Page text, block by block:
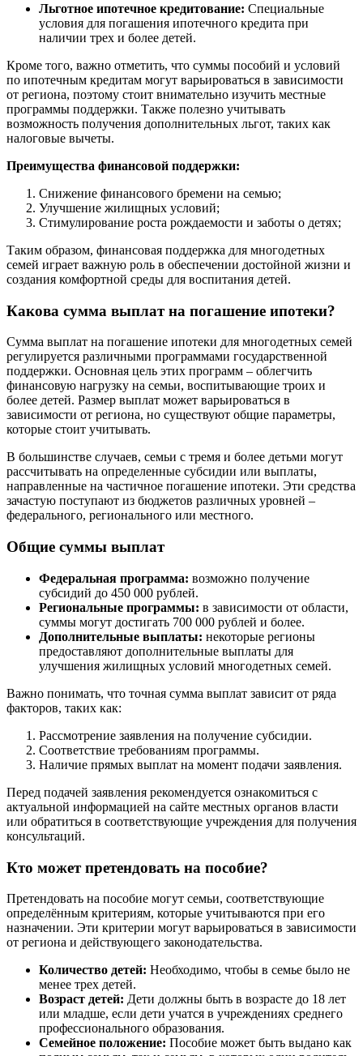
Льготное ипотечное кредитование: Специальные
условия для погашения ипотечного кредита при
наличии трех и более детей.
Кроме того, важно отметить, что суммы пособий и условий
по ипотечным кредитам могут варьироваться в зависимости
от региона, поэтому стоит внимательно изучить местные
программы поддержки. Также полезно учитывать
возможность получения дополнительных льгот, таких как
налоговые вычеты.
Преимущества финансовой поддержки:
Снижение финансового бремени на семью;
Улучшение жилищных условий;
Стимулирование роста рождаемости и заботы о детях;
Таким образом, финансовая поддержка для многодетных
семей играет важную роль в обеспечении достойной жизни и
создания комфортной среды для воспитания детей.
Какова сумма выплат на погашение ипотеки?
Сумма выплат на погашение ипотеки для многодетных семей
регулируется различными программами государственной
поддержки. Основная цель этих программ – облегчить
финансовую нагрузку на семьи, воспитывающие троих и
более детей. Размер выплат может варьироваться в
зависимости от региона, но существуют общие параметры,
которые стоит учитывать.
В большинстве случаев, семьи с тремя и более детьми могут
рассчитывать на определенные субсидии или выплаты,
направленные на частичное погашение ипотеки. Эти средства
зачастую поступают из бюджетов различных уровней –
федерального, регионального или местного.
Общие суммы выплат
Федеральная программа: возможно получение
субсидий до 450 000 рублей.
Региональные программы: в зависимости от области,
суммы могут достигать 700 000 рублей и более.
Дополнительные выплаты: некоторые регионы
предоставляют дополнительные выплаты для
улучшения жилищных условий многодетных семей.
Важно понимать, что точная сумма выплат зависит от ряда
факторов, таких как:
Рассмотрение заявления на получение субсидии.
Соответствие требованиям программы.
Наличие прямых выплат на момент подачи заявления.
Перед подачей заявления рекомендуется ознакомиться с
актуальной информацией на сайте местных органов власти
или обратиться в соответствующие учреждения для получения
консультаций.
Кто может претендовать на пособие?
Претендовать на пособие могут семьи, соответствующие
определённым критериям, которые учитываются при его
назначении. Эти критерии могут варьироваться в зависимости
от региона и действующего законодательства.
Количество детей: Необходимо, чтобы в семье было не
менее трех детей.
Возраст детей: Дети должны быть в возрасте до 18 лет
или младше, если дети учатся в учреждениях среднего
профессионального образования.
Семейное положение: Пособие может быть выдано как